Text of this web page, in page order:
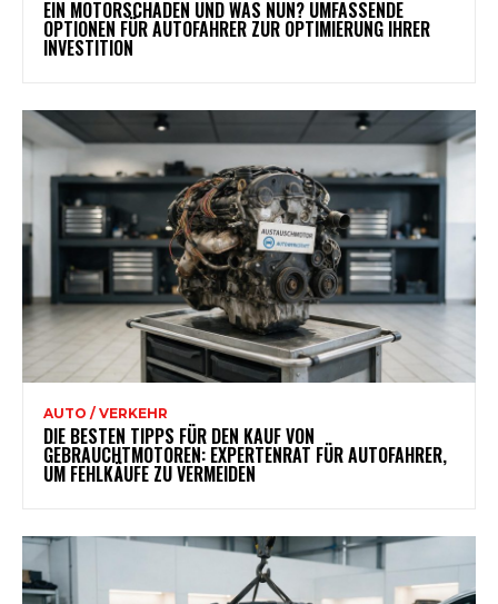
EIN MOTORSCHADEN UND WAS NUN? UMFASSENDE
OPTIONEN FÜR AUTOFAHRER ZUR OPTIMIERUNG IHRER
INVESTITION
AUTO / VERKEHR
DIE BESTEN TIPPS FÜR DEN KAUF VON
GEBRAUCHTMOTOREN: EXPERTENRAT FÜR AUTOFAHRER,
UM FEHLKÄUFE ZU VERMEIDEN